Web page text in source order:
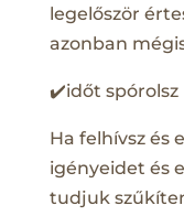
legelőször
azonban
✔️időt spórolsz
Ha felhívsz és
igényeidet és
tudjuk